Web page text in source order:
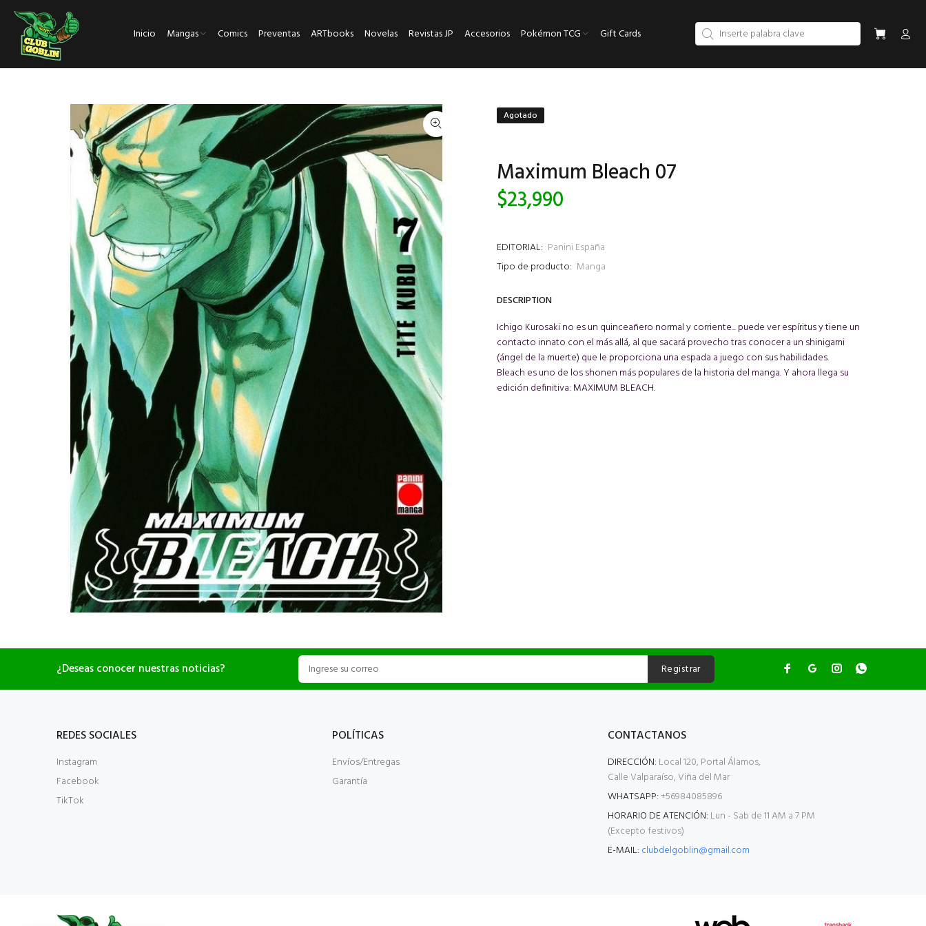
Inicio Mangas Comics Preventas ARTbooks Novelas Revistas JP Accesorios Pokémon TCG Gift Cards
Agotado
Maximum Bleach 07
$23,990
EDITORIAL: Panini España
Tipo de producto: Manga
DESCRIPTION
Ichigo Kurosaki no es un quinceañero normal y corriente... puede ver espíritus y tiene un
contacto innato con el más allá, al que sacará provecho tras conocer a un shinigami
(ángel de la muerte) que le proporciona una espada a juego con sus habilidades.
Bleach es uno de los shonen más populares de la historia del manga. Y ahora llega su
edición definitiva: MAXIMUM BLEACH.
¿Deseas conocer nuestras noticias? Registrar
REDES SOCIALES
Instagram
Facebook
TikTok
POLÍTICAS
Envíos/Entregas
Garantía
CONTACTANOS
DIRECCIÓN: Local 120, Portal Álamos,
Calle Valparaíso, Viña del Mar
WHATSAPP:+56984085896
HORARIO DE ATENCIÓN: Lun - Sab de 11 AM a 7 PM
(Excepto festivos)
E-MAIL: clubdelgoblin@gmail.com